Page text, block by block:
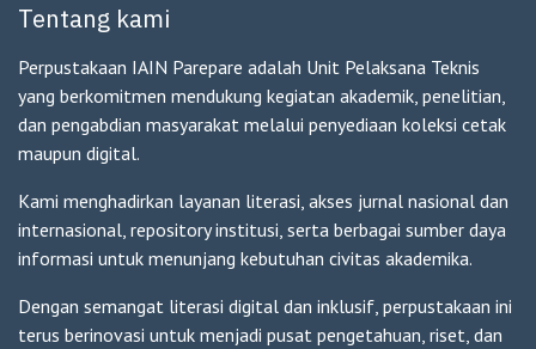
Tentang kami
Perpustakaan IAIN Parepare adalah Unit Pelaksana Teknis
yang berkomitmen mendukung kegiatan akademik, penelitian,
dan pengabdian masyarakat melalui penyediaan koleksi cetak
maupun digital.
Kami menghadirkan layanan literasi, akses jurnal nasional dan
internasional, repository institusi, serta berbagai sumber daya
informasi untuk menunjang kebutuhan civitas akademika.
Dengan semangat literasi digital dan inklusif, perpustakaan ini
terus berinovasi untuk menjadi pusat pengetahuan, riset, dan